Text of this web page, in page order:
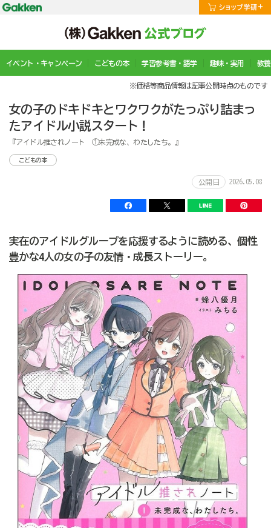
イベント・キャンペーン こどもの本 学習参考書・語学 趣味・実用 教
※価格等商品情報は記事公開時点のものです
女の子のドキドキとワクワクがたっぷり詰まっ
たアイドル小説スタート！
『アイドル推されノート ①未完成な、わたしたち。』
こどもの本
公開日 2026.05.08
実在のアイドルグループを応援するように読める、個性
豊かな4人の女の子の友情・成長ストーリー。